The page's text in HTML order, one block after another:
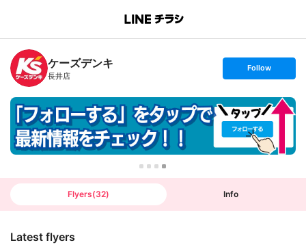
B
n
c
h
T
ケーズデンキ
長井店
s
t
o
l
l
o
w
Follow
Flyers(32) Info
Latest flyers